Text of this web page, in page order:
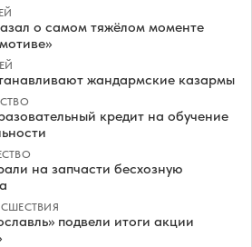
о самом тяжёлом моменте
жандармские казармы
кредит на обучение
на запчасти бесхозную
подвели итоги акции